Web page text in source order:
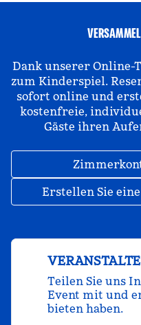
Dank unserer Online-
zum Kinderspiel.
sofort online und
kostenfreie,
Gäste ihren
Erstellen Sie
Teilen Sie uns
Event mit und
bieten haben.